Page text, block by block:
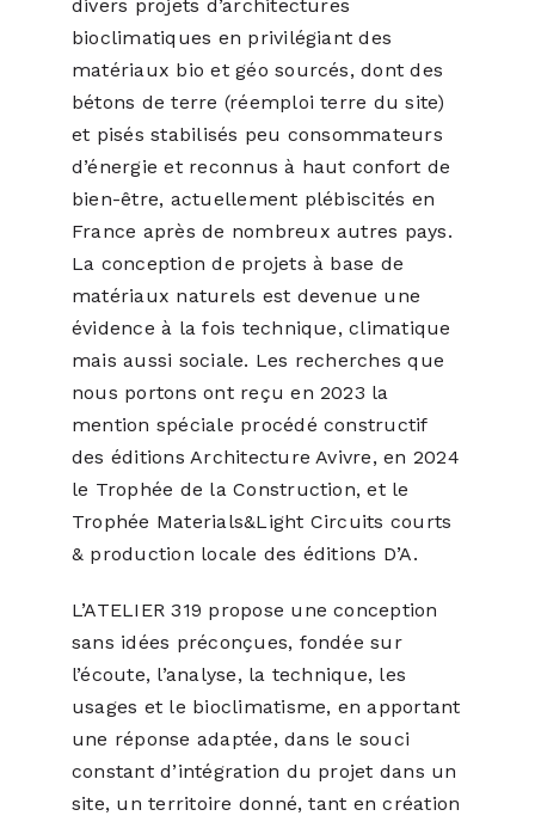
divers projets d’architectures
bioclimatiques en privilégiant des
matériaux bio et géo sourcés, dont des
bétons de terre (réemploi terre du site)
et pisés stabilisés peu consommateurs
d’énergie et reconnus à haut confort de
bien-être, actuellement plébiscités en
France après de nombreux autres pays.
La conception de projets à base de
matériaux naturels est devenue une
évidence à la fois technique, climatique
mais aussi sociale. Les recherches que
nous portons ont reçu en 2023 la
mention spéciale procédé constructif
des éditions Architecture Avivre, en 2024
le Trophée de la Construction, et le
Trophée Materials&Light Circuits courts
& production locale des éditions D’A.
L’ATELIER 319 propose une conception
sans idées préconçues, fondée sur
l’écoute, l’analyse, la technique, les
usages et le bioclimatisme, en apportant
une réponse adaptée, dans le souci
constant d’intégration du projet dans un
site, un territoire donné, tant en création